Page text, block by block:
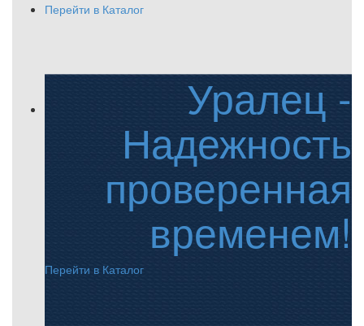
Перейти в Каталог
Уралец -
Надежность
проверенная
временем!
Перейти в Каталог